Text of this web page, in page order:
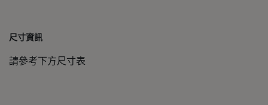
尺寸資訊
請參考下方尺寸表